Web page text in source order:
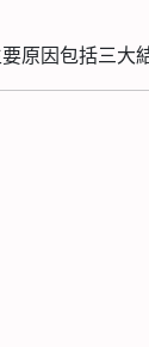
原因包括三大